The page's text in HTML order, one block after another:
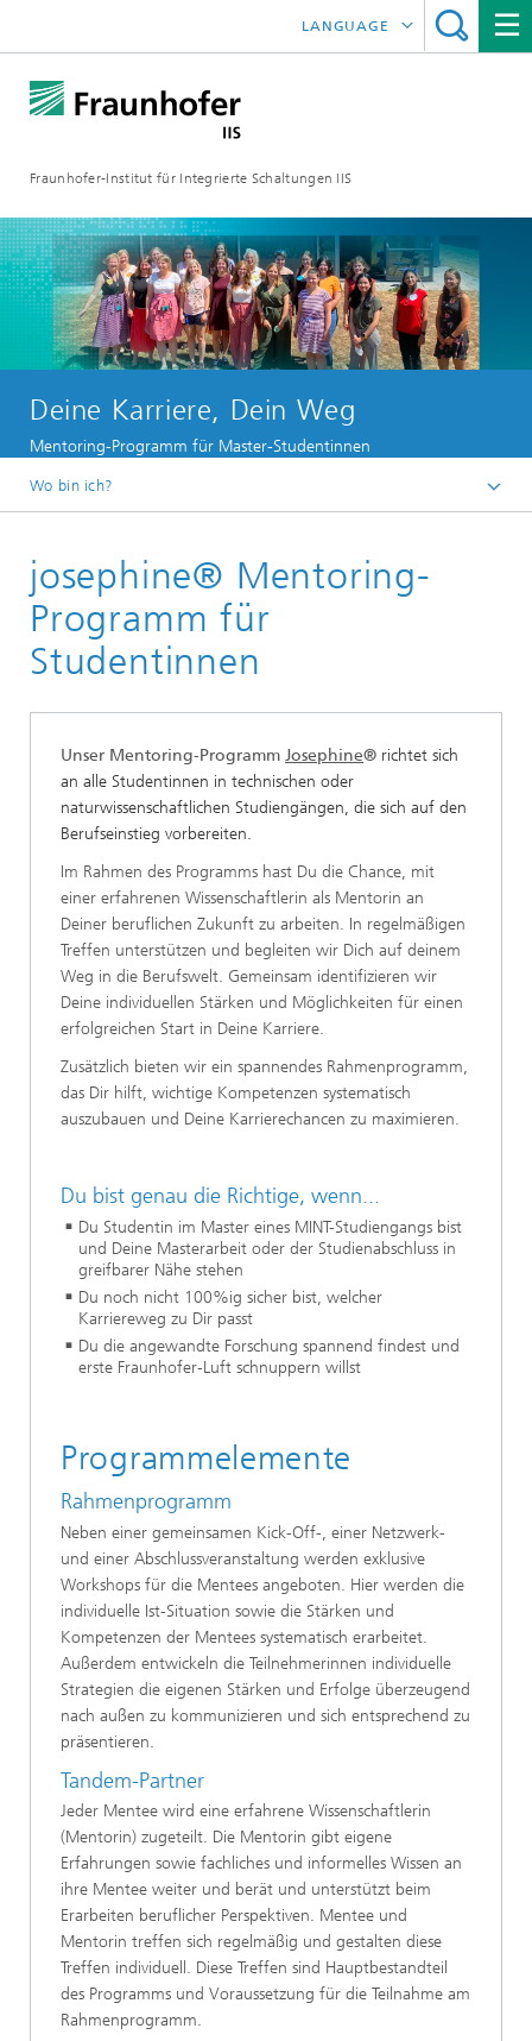
Fraunhofer-Institut für Integrierte Schaltungen IIS
LANGUAGE
中文
한국어
Deine Karriere, Dein Weg
Mentoring-Programm für Master-Studentinnen
Wo bin ich?
Karriere
Arbeiten am Fraunhofer IIS
josephine® Mentoring-
Programm für
Studentinnen
Unser Mentoring-Programm Josephine® richtet sich
an alle Studentinnen in technischen oder
naturwissenschaftlichen Studiengängen, die sich auf den
Berufseinstieg vorbereiten.
Im Rahmen des Programms hast Du die Chance, mit
einer erfahrenen Wissenschaftlerin als Mentorin an
Deiner beruflichen Zukunft zu arbeiten. In regelmäßigen
Treffen unterstützen und begleiten wir Dich auf deinem
Weg in die Berufswelt. Gemeinsam identifizieren wir
Deine individuellen Stärken und Möglichkeiten für einen
erfolgreichen Start in Deine Karriere.
Zusätzlich bieten wir ein spannendes Rahmenprogramm,
das Dir hilft, wichtige Kompetenzen systematisch
auszubauen und Deine Karrierechancen zu maximieren.
Du bist genau die Richtige, wenn...
Du Studentin im Master eines MINT-Studiengangs bist
und Deine Masterarbeit oder der Studienabschluss in
greifbarer Nähe stehen
Du noch nicht 100%ig sicher bist, welcher
Karriereweg zu Dir passt
Du die angewandte Forschung spannend findest und
erste Fraunhofer-Luft schnuppern willst
Programmelemente
Rahmenprogramm
Neben einer gemeinsamen Kick-Off-, einer Netzwerk-
und einer Abschlussveranstaltung werden exklusive
Workshops für die Mentees angeboten. Hier werden die
individuelle Ist-Situation sowie die Stärken und
Kompetenzen der Mentees systematisch erarbeitet.
Außerdem entwickeln die Teilnehmerinnen individuelle
Strategien die eigenen Stärken und Erfolge überzeugend
nach außen zu kommunizieren und sich entsprechend zu
präsentieren.
Tandem-Partner
Jeder Mentee wird eine erfahrene Wissenschaftlerin
(Mentorin) zugeteilt. Die Mentorin gibt eigene
Erfahrungen sowie fachliches und informelles Wissen an
ihre Mentee weiter und berät und unterstützt beim
Erarbeiten beruflicher Perspektiven. Mentee und
Mentorin treffen sich regelmäßig und gestalten diese
Treffen individuell. Diese Treffen sind Hauptbestandteil
des Programms und Voraussetzung für die Teilnahme am
Rahmenprogramm.